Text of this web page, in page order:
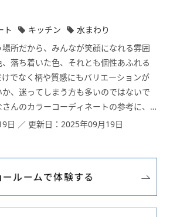
ト キッチン
水まわり
所だから、みんなが笑顔になれる雰囲
落ち着いた色、それとも個性あふれる
でなく柄や質感にもバリエーションが
、迷ってしまう方も多いのではないで
んのカラーコーディネートの参考に、
新の人気カラーランキングをご案内し
日 ／ 更新日：2025年09月19日